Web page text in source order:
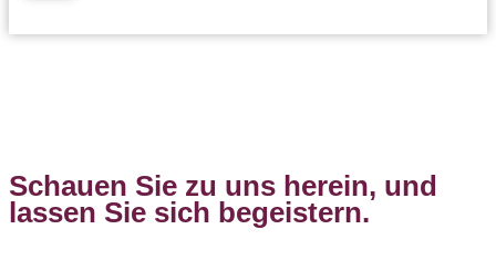
Schauen Sie zu uns herein, und
lassen Sie sich begeistern.